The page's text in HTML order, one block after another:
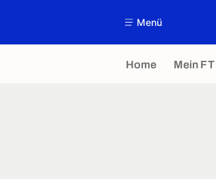
Menü
Home Mein FT